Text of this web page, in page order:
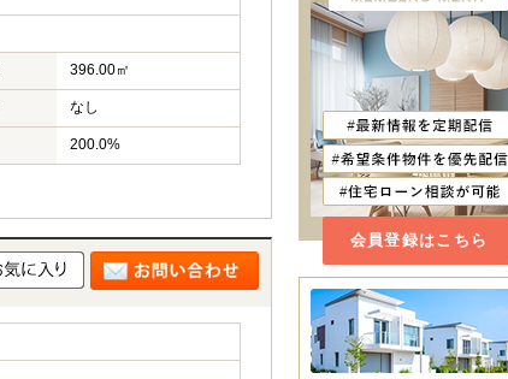
396.00㎡
なし
200.0%
会員登録はこちら